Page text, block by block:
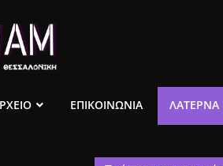
ΕΠΙΚΟΙΝΩΝΙΑ ΛΑΤΈΡΝΑ